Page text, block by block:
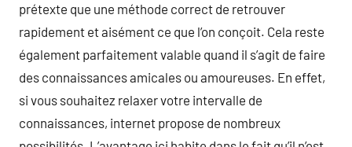
prétexte que une méthode correct de retrouver
rapidement et aisément ce que l’on conçoit. Cela reste
également parfaitement valable quand il s’agit de faire
des connaissances amicales ou amoureuses. En effet,
si vous souhaitez relaxer votre intervalle de
connaissances, internet propose de nombreux